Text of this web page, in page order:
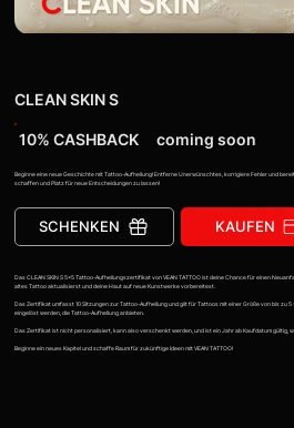
CLEAN SKIN S
10% СASHBACK coming soon
Beginne eine neue Geschichte mit Tattoo-Aufhellung! Entferne Unerwünschtes, korrigiere Fehler und
schaffen und Platz für neue Entscheidungen zu lassen!
SCHENKEN KAUFEN
Das CLEAN SKIN S 5x5 Tattoo-Aufhellungszertifikat von VEAN TATTOO ist deine Chance für einen
altes Tattoo aktualisierst und deine Haut auf neue Kunstwerke vorbereitest.
Das Zertifikat umfasst 10 Sitzungen zur Tattoo-Aufhellung und gilt für Tattoos mit einer Größe von bis zu 5
eingelöst werden, die Tattoo-Aufhellung anbieten.
Das Zertifikat ist nicht personalisiert, kann also verschenkt werden, und ist ein Jahr ab Kaufdatum gültig,
Beginne ein neues Kapitel und schaffe Raum für zukünftige Ideen mit VEAN TATTOO!